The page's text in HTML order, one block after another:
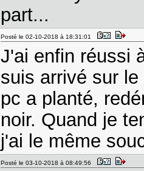
part...
Posté le 02-10-2018 à 18:31:01
J'ai enfin réussi
suis arrivé sur
pc a planté,
noir. Quand je
j'ai le même
Posté le 03-10-2018 à 08:49:56